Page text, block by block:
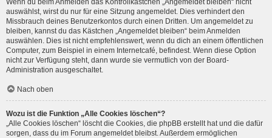
Wenn du beim Anmelden das Kontrollkästchen „Angemeldet bleiben“ nicht
auswählst, wirst du nur für eine Sitzung angemeldet. Dies verhindert den
Missbrauch deines Benutzerkontos durch einen Dritten. Um angemeldet zu
bleiben, kannst du das Kästchen „Angemeldet bleiben“ beim Anmelden
auswählen. Dies ist nicht empfehlenswert, wenn du dich an einem öffentlichen
Computer, zum Beispiel in einem Internetcafé, befindest. Wenn diese Option
nicht zur Verfügung steht, dann wurde sie vermutlich von der Board-
Administration ausgeschaltet.
Nach oben
Wozu ist die Funktion „Alle Cookies löschen“?
„Alle Cookies löschen“ löscht die Cookies, die phpBB erstellt hat und die dafür
sorgen, dass du im Forum angemeldet bleibst. Außerdem ermöglichen